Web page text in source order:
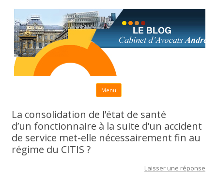
Menu Aller au contenu principal
La consolidation de l’état de santé
d’un fonctionnaire à la suite d’un accident
de service met-elle nécessairement fin au
régime du CITIS ?
Laisser une réponse